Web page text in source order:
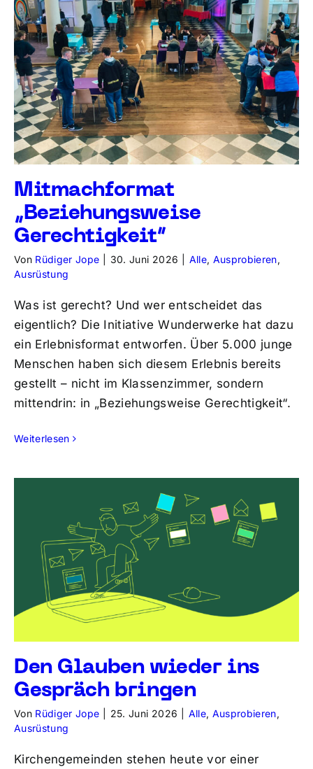
Mitmachformat
„Beziehungsweise
Gerechtigkeit“
Von Rüdiger Jope 30. Juni 2026 Alle, Ausprobieren,
Ausrüstung
Was ist gerecht? Und wer entscheidet das
eigentlich? Die Initiative Wunderwerke hat dazu
ein Erlebnisformat entworfen. Über 5.000 junge
Menschen haben sich diesem Erlebnis bereits
gestellt – nicht im Klassenzimmer, sondern
mittendrin: in „Beziehungsweise Gerechtigkeit“.
Weiterlesen
Den Glauben wieder ins
Gespräch bringen
Von Rüdiger Jope 25. Juni 2026 Alle, Ausprobieren,
Ausrüstung
Kirchengemeinden stehen heute vor einer